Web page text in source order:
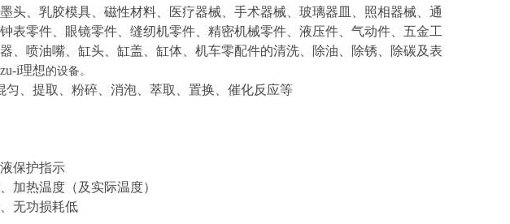
头、乳胶模具、磁性材料、医疗器械、手术器械、玻璃器皿、照相器械、通
表零件、眼镜零件、缝纫机零件、精密机械零件、液压件、气动件、五金工
、喷油嘴、缸头、缸盖、缸体、机车零配件的清洗、除油、除锈、除碳及表
i理想的设备。
、提取、粉碎、消泡、萃取、置换、催化反应等
保护指示
加热温度（及实际温度）
无功损耗低